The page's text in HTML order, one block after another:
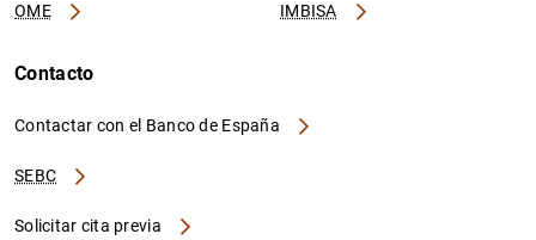
OME IMBISA
Contacto
Contactar con el Banco de España
SEBC
Solicitar cita previa